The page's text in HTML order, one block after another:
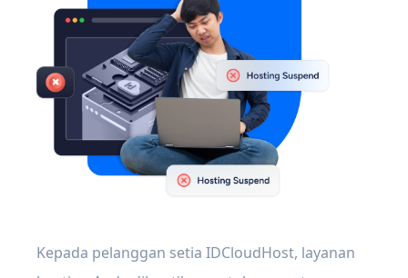
Kepada pelanggan setia IDCloudHost, layanan